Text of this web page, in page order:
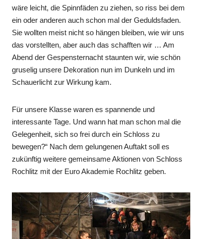
wäre leicht, die Spinnfäden zu ziehen, so riss bei dem
ein oder anderen auch schon mal der Geduldsfaden.
Sie wollten meist nicht so hängen bleiben, wie wir uns
das vorstellten, aber auch das schafften wir … Am
Abend der Gespensternacht staunten wir, wie schön
gruselig unsere Dekoration nun im Dunkeln und im
Schauerlicht zur Wirkung kam.
Für unsere Klasse waren es spannende und
interessante Tage. Und wann hat man schon mal die
Gelegenheit, sich so frei durch ein Schloss zu
bewegen?“ Nach dem gelungenen Auftakt soll es
zukünftig weitere gemeinsame Aktionen von Schloss
Rochlitz mit der Euro Akademie Rochlitz geben.